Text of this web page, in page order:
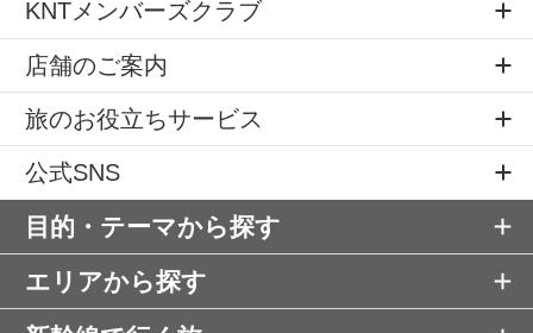
KNTメンバーズクラブ
店舗のご案内
旅のお役立ちサービス
公式SNS
目的・テーマから探す
エリアから探す